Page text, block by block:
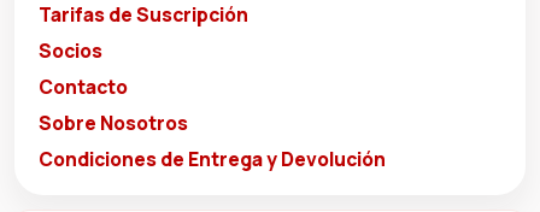
Tarifas de Suscripción
Socios
Contacto
Sobre Nosotros
Condiciones de Entrega y Devolución